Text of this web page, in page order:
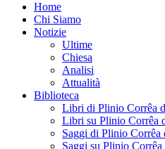
Home
Chi Siamo
Notizie
Ultime
Chiesa
Analisi
Attualità
Biblioteca
Libri di Plinio Corrêa
Libri su Plinio Corrêa
Saggi di Plinio Corrêa
Saggi su Plinio